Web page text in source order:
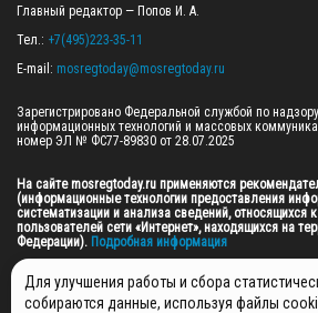
Главный редактор — Попов И. А.
Тел.: +7(495)223-35-11
E-mail: mosregtoday@mosregtoday.ru
Зарегистрировано Федеральной службой по
информационных технологий и массовых
номер ЭЛ № ФС77-89830 от 28.07.2025
На сайте mosregtoday.ru применяются
(информационные технологии предоставления
систематизации и анализа сведений, относящихся
пользователей сети «Интернет», находящихся на
Федерации). Подробная информация
© 2026 ПРАВА НА ВСЕ МАТЕРИАЛЫ САЙТА
МЕДИА" (ОГРН: 1255000059467).
Для улучшения работы и сбора
собираются данные, используя файлы